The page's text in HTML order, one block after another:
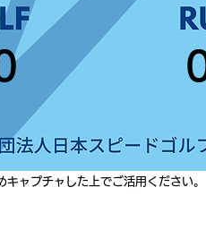
ャプチャした上でご活用ください。